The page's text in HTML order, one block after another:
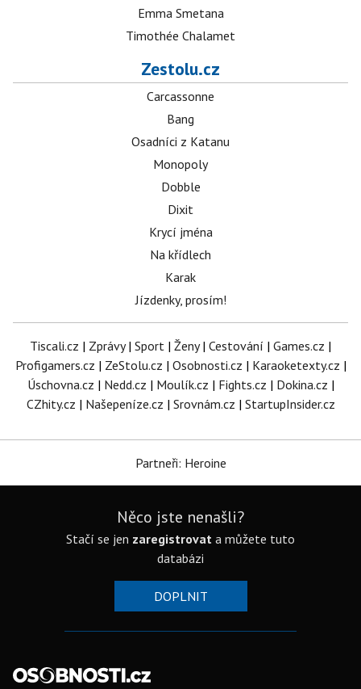
Emma Smetana
Timothée Chalamet
Zestolu.cz
Carcassonne
Bang
Osadníci z Katanu
Monopoly
Dobble
Dixit
Krycí jména
Na křídlech
Karak
Jízdenky, prosím!
Tiscali.cz | Zprávy| Sport | Ženy| Cestování | Games.cz |
Profigamers.cz | ZeStolu.cz | Osobnosti.cz | Karaoketexty.cz |
Úschovna.cz | Nedd.cz | Moulík.cz | Fights.cz | Dokina.cz |
CZhity.cz | Našepeníze.cz | Srovnám.cz | StartupInsider.cz
Partneři: Heroine
Něco jste nenašli?
Stačí se jen zaregistrovat a můžete tuto
databázi
DOPLNIT